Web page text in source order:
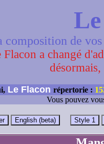
composition de
Flacon a changé
Le Flacon répertorie :
Vous pouvez